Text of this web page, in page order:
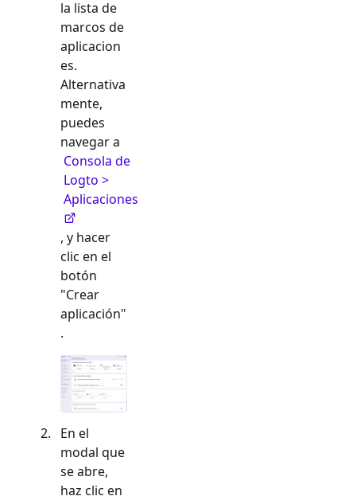
la lista de
marcos de
aplicacion
es.
Alternativa
mente,
puedes
navegar a
Consola de
Logto >
Aplicaciones
, y hacer
clic en el
botón
"Crear
aplicación"
.
En el
modal que
se abre,
haz clic en